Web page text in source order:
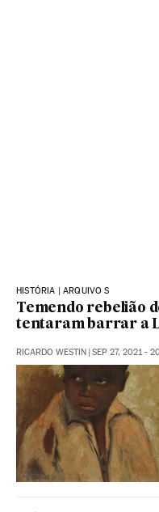
HISTÓRIA | ARQUIVO S
Temendo rebelião
tentaram barrar a
RICARDO WESTIN SEP 27, 2021 -